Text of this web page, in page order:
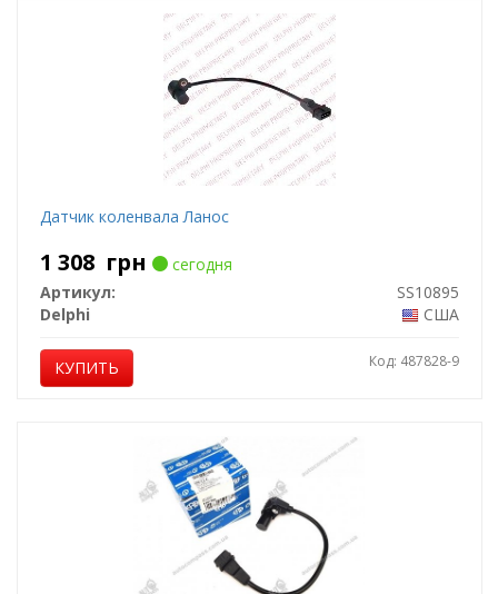
Датчик коленвала Ланос
1 308 грн
сегодня
Артикул:
SS10895
Delphi
США
КУПИТЬ Код: 487828-9